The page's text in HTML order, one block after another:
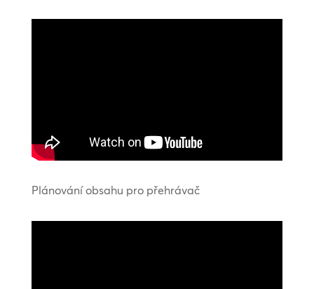
Plánování obsahu pro přehrávač